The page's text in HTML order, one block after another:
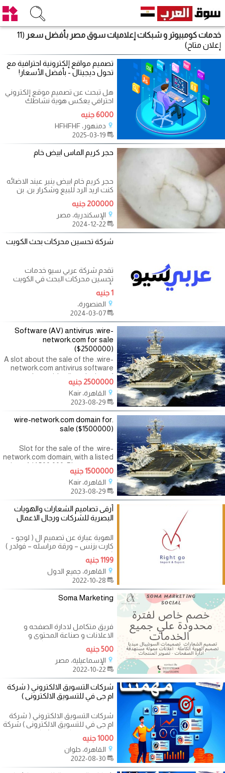
خدمات كومبيوتر و شبكات إعلاميات سوق مصر بأفضل سعر
(11
إعلان متاح)
تصميم مواقع إلكترونية احترافية مع
تحول ديجيتال - بأفضل الأسعار!
هل تبحث عن تصميم موقع إلكتروني
احترافي يعكس هوية نشاطك
التجاري؟ هل تريد زيادة مبيعاتك
وجذب
6000 جنيه
دمنهور، HFHFHF
حجر كريم الماس ابيض خام
حجر كريم خام ابيض ينير عيند الاضائه
كنت اريد الرد للبيع وشكرار بن. بن
بومب موذوذم
200000 جنيه
الإسكندرية، مصر
شركة تحسين محركات بحث الكويت
تقدم شركة عربي سيو خدمات
تحسين محركات البحث في الكويت
بأعلى مستويات الجودة والاحترافية.
نحن
1 جنيه
المنصورة،
2024-03-07
Software (AV) antivirus .wire-
network.com for sale
($2500000)
A slot about the sale of the .wire-
network.com antivirus software
product, with a listed price of
$2,500,000. Please create an
auction for the sale of software
(or slot). The
2500000 جنيه
القاهرة، Kair
.wire-network.com domain for
sale ($1500000)
Slot for the sale of the .wire-
network.com domain, with a listed
price of $1,500,000. Please create
an auction for the sale of a
domain (or slot). The price of the
domain is
1500000 جنيه
القاهرة، Kair
أرقى تصاميم الشعارات والهويات
البصرية للشركات ورجال الاعمال
الهوية عبارة عن تصميم ال ( لوجو -
كارت بزنس – ورقة مراسله – فولدر )
( ختم - غلاف بيدج -
1199 جنيه
القاهرة، جميع الدول
Soma Marketing
فريق متكامل لادارة الصفحه و
الاعلانات و صناعة المحتوى و
التصميم و صناعة هوية كاملة
لنشاطك شرفنا
500 جنيه
الإسماعيلية، مصر
شركات التسويق الالكتروني ( شركة
ام جى في للتسويق الالكترونى )
شركات التسويق الالكتروني ( شركة
ام جى في للتسويق الالكترونى ) شركة
ام جى فى من كبري الشركات
1000 جنيه
القاهرة، حلوان